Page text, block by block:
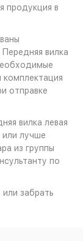
продукция в
вилка
отправке
вилка левая
лучше
из группы
по
забрать